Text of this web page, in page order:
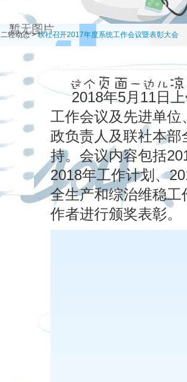
二轻动态>联社召开2017年度系统工作会议暨表彰大会
2018年5月11日上
工作会议及先进单
政负责人及联社本
持。会议内容包括
2018年工作计划、
全生产和综治维稳
作者进行颁奖表彰。